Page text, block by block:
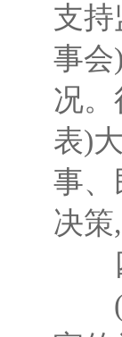
支持
事会
况。
表)
事、
决
四
(一